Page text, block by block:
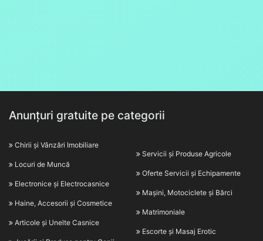
Anunțuri gratuite pe categorii
Chirii și Vânzări Imobiliare
Locuri de Muncă
Electronice și Electrocasnice
Haine, Accesorii și Cosmetice
Articole și Unelte Casnice
Servicii și Produse Agricole
Oferte Servicii și Echipamente
Mașini, Motociclete și Bărci
Matrimoniale
Escorte și Masaj Erotic